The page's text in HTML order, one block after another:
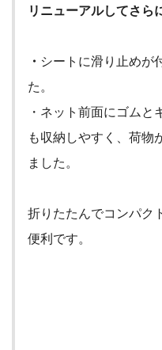
リニューアルしてさら
・ シートに滑り止めが
た。
・ネット前面にゴム
も収納しやすく、荷物
ました。
折りたたんでコンパク
便利です。